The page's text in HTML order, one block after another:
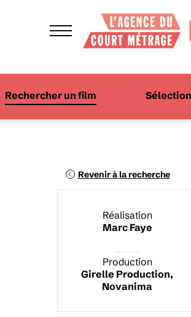
Rechercher un film
Revenir à la recherche
Réalisation
Marc Faye
Production
Girelle Production,
Novanima